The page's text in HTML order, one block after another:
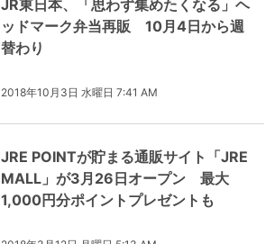
JR東日本、「思わず集めたくなる」ヘ
ッドマーク弁当再販 10月4日から週
替わり
2018年10月3日 水曜日 7:41 AM
JRE POINTが貯まる通販サイト「JRE
MALL」が3月26日オープン 最大
1,000円分ポイントプレゼントも